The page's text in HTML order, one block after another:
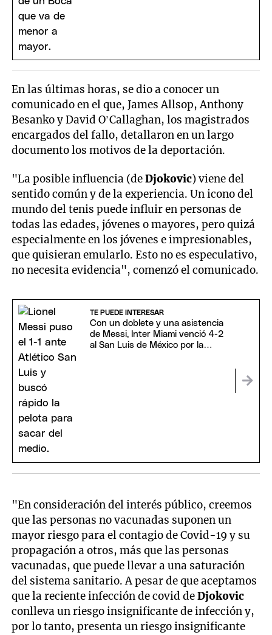
En las últimas horas, se dio a conocer un
comunicado en el que, James Allsop, Anthony
Besanko y David O’Callaghan, los magistrados
encargados del fallo, detallaron en un largo
documento los motivos de la deportación.
"La posible influencia (deDjokovic) viene del
sentido común y de la experiencia. Un icono del
mundo del tenis puede influir en personas de
todas las edades, jóvenes o mayores, pero quizá
especialmente en los jóvenes e impresionables,
que quisieran emularlo. Esto no es especulativo,
no necesita evidencia", comenzó el comunicado.
TE PUEDE INTERESAR
Con un doblete y una asistencia
de Messi, Inter Miami venció 4-2
al San Luis de México por la
"En consideración del interés público, creemos
que las personas no vacunadas suponen un
mayor riesgo para el contagio de Covid-19 y su
propagación a otros, más que las personas
vacunadas, que puede llevar a una saturación
del sistema sanitario. A pesar de que aceptamos
que la reciente infección de covid deDjokovic
conlleva un riesgo insignificante de infección y,
por lo tanto, presenta un riesgo insignificante